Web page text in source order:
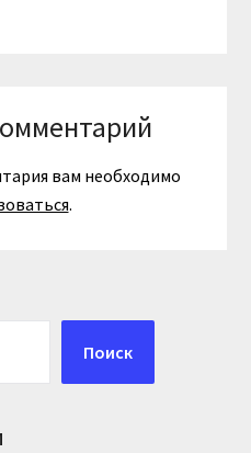
вам необходимо
.
Поиск